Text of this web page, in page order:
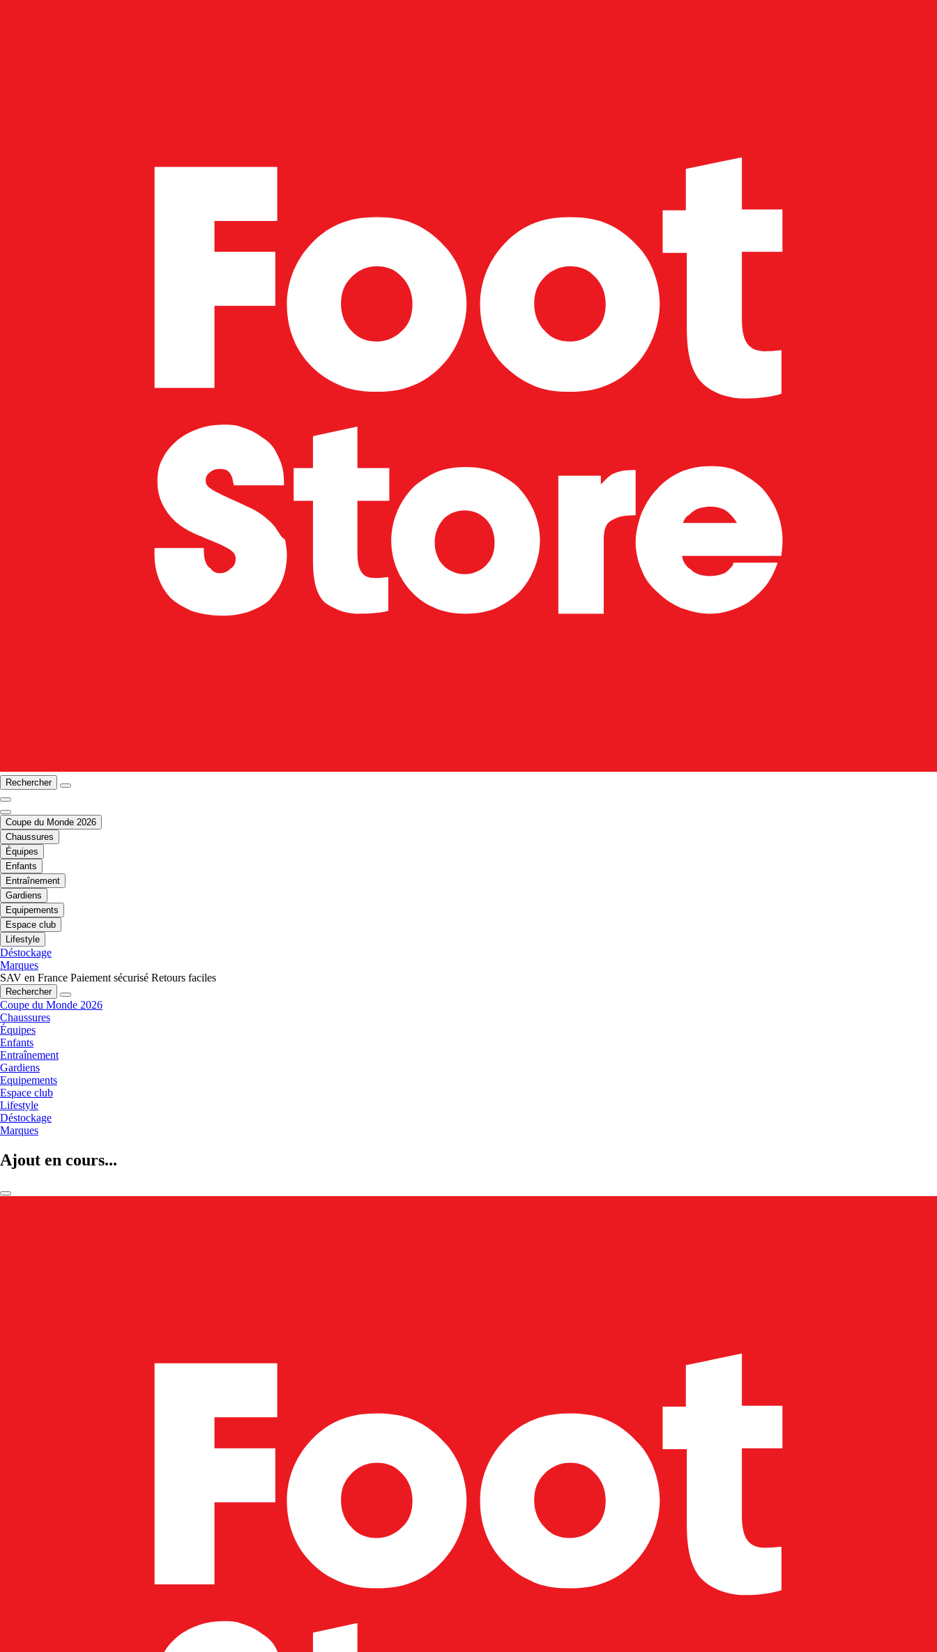
Rechercher
Coupe du Monde 2026
Chaussures
Équipes
Enfants
Entraînement
Gardiens
Equipements
Espace club
Lifestyle
Déstockage
Marques
SAV en France Paiement sécurisé Retours faciles
Rechercher
Coupe du Monde 2026
Chaussures
Équipes
Enfants
Entraînement
Gardiens
Equipements
Espace club
Lifestyle
Déstockage
Marques
Ajout en cours...